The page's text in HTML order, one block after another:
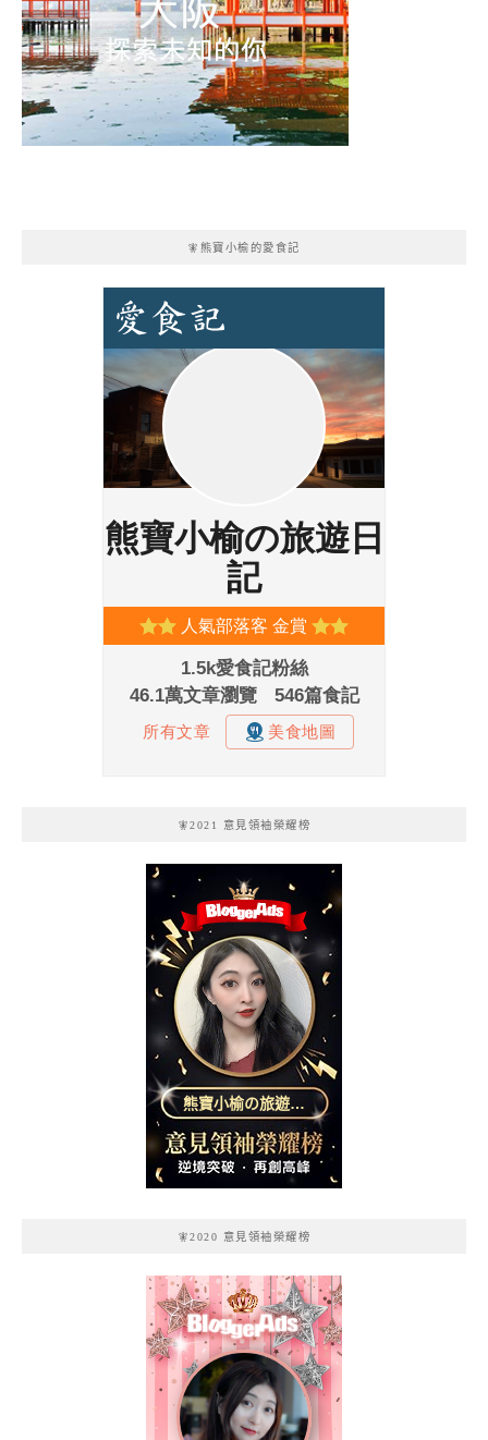
🧚熊寶小榆的愛食記
🧚2021 意見領袖榮耀榜
熊寶小榆の旅遊日
記
🧚2020 意見領袖榮耀榜